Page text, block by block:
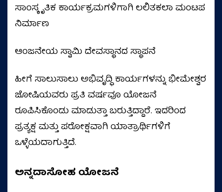
ಸಾಂಸ್ಕೃತಿಕ ಕಾರ್ಯಕ್ರಮಗಳಿಗಾಗಿ ಲಲಿತಕಲಾ ಮಂಟಪ
ನಿರ್ಮಾಣ
ಆಂಜನೇಯ ಸ್ವಾಮಿ ದೇವಸ್ಥಾನದ ಸ್ಥಾಪನೆ
ಹೀಗೆ ಸಾಲುಸಾಲು ಅಭಿವೃದ್ಧಿ ಕಾರ್ಯಗಳನ್ನು ಭೀಮೇಶ್ವರ
ಜೋಷಿಯವರು ಪ್ರತಿ ವರ್ಷವೂ ಯೋಜನೆ
ರೂಪಿಸಿಕೊಂಡು ಮಾಡುತ್ತಾ ಬರುತ್ತಿದ್ದಾರೆ. ಇದರಿಂದ
ಪ್ರತ್ಯಕ್ಷ ಮತ್ತು ಪರೋಕ್ಷವಾಗಿ ಯಾತ್ರಾರ್ಥಿಗಳಿಗೆ
ಒಳ್ಳೆಯದಾಗುತ್ತಿದೆ.
ಅನ್ನದಾಸೋಹ ಯೋಜನೆ